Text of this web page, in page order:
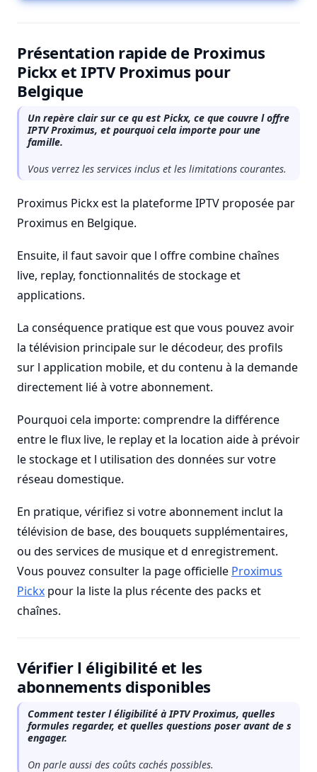
Présentation rapide de Proximus
Pickx et IPTV Proximus pour
Belgique
Un repère clair sur ce qu est Pickx, ce que couvre l offre
IPTV Proximus, et pourquoi cela importe pour une
famille.
Vous verrez les services inclus et les limitations courantes.
Proximus Pickx est la plateforme IPTV proposée par
Proximus en Belgique.
Ensuite, il faut savoir que l offre combine chaînes
live, replay, fonctionnalités de stockage et
applications.
La conséquence pratique est que vous pouvez avoir
la télévision principale sur le décodeur, des profils
sur l application mobile, et du contenu à la demande
directement lié à votre abonnement.
Pourquoi cela importe: comprendre la différence
entre le flux live, le replay et la location aide à prévoir
le stockage et l utilisation des données sur votre
réseau domestique.
En pratique, vérifiez si votre abonnement inclut la
télévision de base, des bouquets supplémentaires,
ou des services de musique et d enregistrement.
Vous pouvez consulter la page officielle Proximus
Pickx pour la liste la plus récente des packs et
chaînes.
Vérifier l éligibilité et les
abonnements disponibles
Comment tester l éligibilité à IPTV Proximus, quelles
formules regarder, et quelles questions poser avant de s
engager.
On parle aussi des coûts cachés possibles.